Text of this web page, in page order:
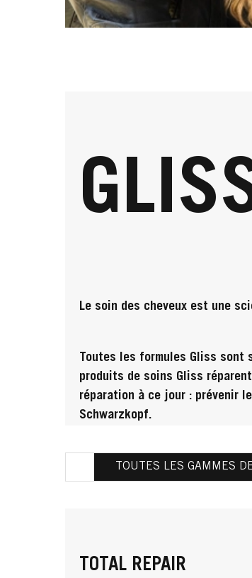
Le soin des cheveux est une
Toutes les formules Gliss sont
produits de soins Gliss
réparation à ce jour : prévenir
Schwarzkopf.
TOUTES LES GAMMES
TOTAL REPAIR